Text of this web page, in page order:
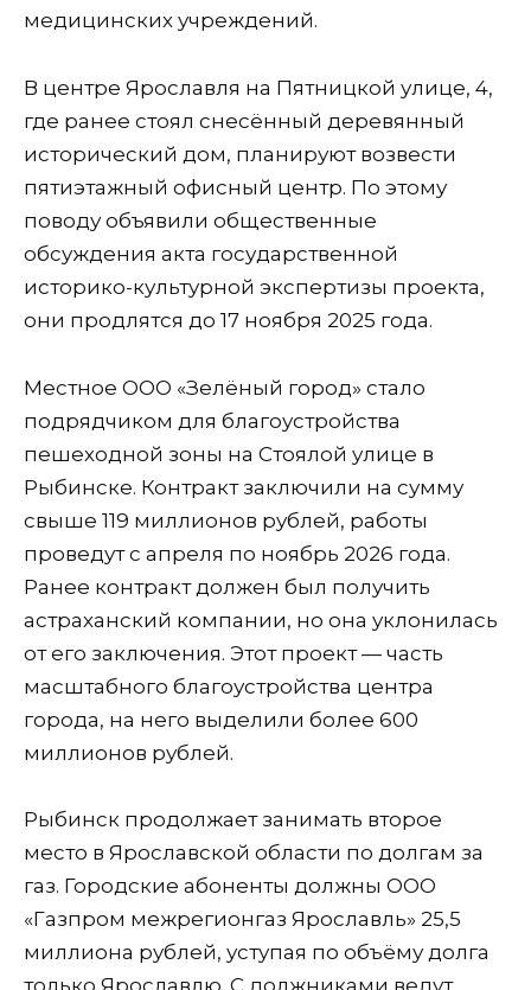
медицинских учреждений.
В центре Ярославля на Пятницкой улице, 4,
где ранее стоял снесённый деревянный
исторический дом, планируют возвести
пятиэтажный офисный центр. По этому
поводу объявили общественные
обсуждения акта государственной
историко-культурной экспертизы проекта,
они продлятся до 17 ноября 2025 года.
Местное ООО «Зелёный город» стало
подрядчиком для благоустройства
пешеходной зоны на Стоялой улице в
Рыбинске. Контракт заключили на сумму
свыше 119 миллионов рублей, работы
проведут с апреля по ноябрь 2026 года.
Ранее контракт должен был получить
астраханский компании, но она уклонилась
от его заключения. Этот проект — часть
масштабного благоустройства центра
города, на него выделили более 600
миллионов рублей.
Рыбинск продолжает занимать второе
место в Ярославской области по долгам за
газ. Городские абоненты должны ООО
«Газпром межрегионгаз Ярославль» 25,5
миллиона рублей, уступая по объёму долга